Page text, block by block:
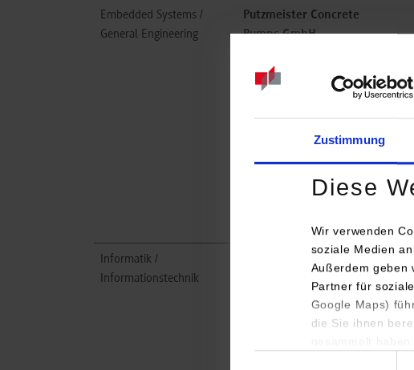
Zustimmung
Diese
Wir verwenden
soziale Medien
Außerdem geben
Partner für
Google Maps)
die Sie ihnen
Embedded Systems /
General Engineering
Putzmeister Concrete
Pumps GmbH
72631 Aichtal
Anika.Kailer@putzmeister.com
Informatik /
Informationstechnik
Max-Eyth-Straße 10
https://www.putzmeister.com/